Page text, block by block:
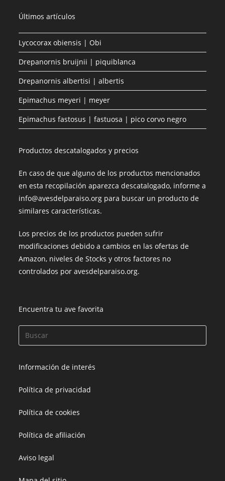
Últimos artículos
Lycocorax obiensis | Obi
Drepanornis bruijnii | piquiblanca
Drepanornis albertisi | albertis
Epimachus meyeri | meyer
Epimachus fastosus | fastuosa | pico corvo negro
Productos descatalogados y precios
En caso de que alguno de los productos mencionados
en esta recopilación aparezca descatalogado, informe a
info@avesdelparaiso.org para buscar un producto de
similares características.
Los precios de los productos pueden sufrir
modificaciones debido a cambios en las ofertas de
Amazon, niveles de Stocks y otros factores no
controlados por avesdelparaiso.org.
Encuentra tu ave favorita
Información de interés
Política de privacidad
Política de cookies
Política de afiliación
Aviso legal